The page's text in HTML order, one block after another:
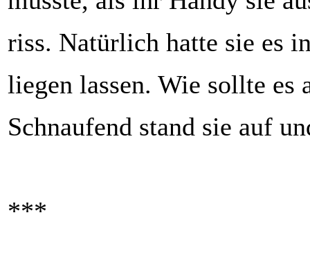
riss. Natürlich hatte sie es
liegen lassen. Wie sollte es
Schnaufend stand sie auf
***